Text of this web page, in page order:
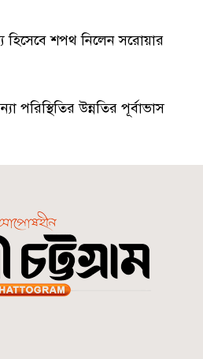
হিসেবে শপথ নিলেন সরোয়ার
পরিস্থিতির উন্নতির পূর্বাভাস